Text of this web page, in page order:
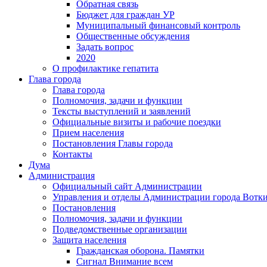
Обратная связь
Бюджет для граждан УР
Муниципальный финансовый контроль
Общественные обсуждения
Задать вопрос
2020
О профилактике гепатита
Глава города
Глава города
Полномочия, задачи и функции
Тексты выступлений и заявлений
Официальные визиты и рабочие поездки
Прием населения
Постановления Главы города
Контакты
Дума
Администрация
Официальный сайт Администрации
Управления и отделы Администрации города
Постановления
Полномочия, задачи и функции
Подведомственные организации
Защита населения
Гражданская оборона. Памятки
Сигнал Внимание всем